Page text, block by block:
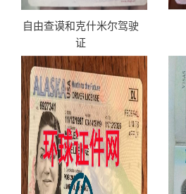
自由查谟和克什米尔驾驶
证